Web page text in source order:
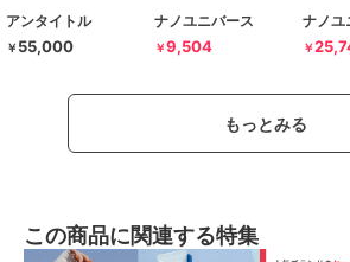
アンタイトル
￥ 55,000
ナノユニバース
￥9,504
ナノユ
￥
もっとみる
この商品に関連する特集